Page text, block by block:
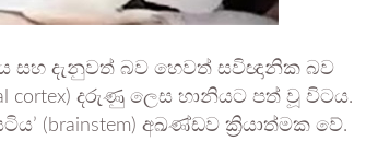
දැනුවත් බව හෙවත් සවිඥානික බව
cortex) දරුණු ලෙස හානියට පත් වූ විටය.
(brainstem) අඛණ්ඩව ක්‍රියාත්මක වේ.